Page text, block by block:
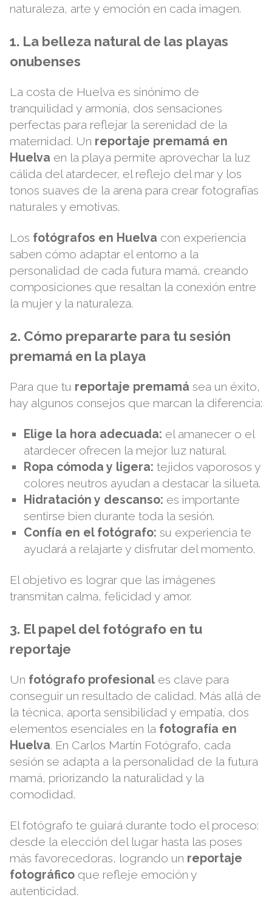
naturaleza, arte y emoción en cada imagen.
1. La belleza natural de las playas
onubenses
La costa de Huelva es sinónimo de
tranquilidad y armonía, dos sensaciones
perfectas para reflejar la serenidad de la
maternidad. Un reportaje premamá en
Huelva en la playa permite aprovechar la luz
cálida del atardecer, el reflejo del mar y los
tonos suaves de la arena para crear fotografías
naturales y emotivas.
Los fotógrafos en Huelva con experiencia
saben cómo adaptar el entorno a la
personalidad de cada futura mamá, creando
composiciones que resaltan la conexión entre
la mujer y la naturaleza.
2. Cómo prepararte para tu sesión
premamá en la playa
Para que tu reportaje premamá sea un éxito,
hay algunos consejos que marcan la diferencia:
Elige la hora adecuada: el amanecer o el
atardecer ofrecen la mejor luz natural.
Ropa cómoda y ligera: tejidos vaporosos y
colores neutros ayudan a destacar la silueta.
Hidratación y descanso: es importante
sentirse bien durante toda la sesión.
Confía en el fotógrafo: su experiencia te
ayudará a relajarte y disfrutar del momento.
El objetivo es lograr que las imágenes
transmitan calma, felicidad y amor.
3. El papel del fotógrafo en tu
reportaje
Un fotógrafo profesional es clave para
conseguir un resultado de calidad. Más allá de
la técnica, aporta sensibilidad y empatía, dos
elementos esenciales en la fotografía en
Huelva. En Carlos Martín Fotógrafo, cada
sesión se adapta a la personalidad de la futura
mamá, priorizando la naturalidad y la
comodidad.
El fotógrafo te guiará durante todo el proceso:
desde la elección del lugar hasta las poses
más favorecedoras, logrando un reportaje
fotográfico que refleje emoción y
autenticidad.